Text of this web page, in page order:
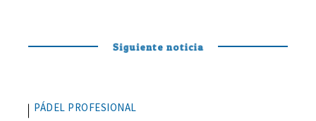
Siguiente noticia
PÁDEL PROFESIONAL